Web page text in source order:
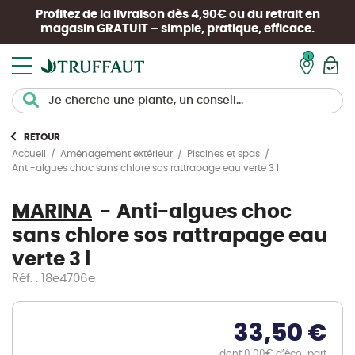
Profitez de la livraison dès 4,90€ ou du retrait en
magasin GRATUIT – simple, pratique, efficace.
RETOUR
Accueil
Aménagement extérieur
Piscines et spas
Anti-algues choc sans chlore sos rattrapage eau verte 3 l
MARINA
Anti-algues choc
sans chlore sos rattrapage eau
verte 3 l
Réf. : 18e4706e
33,50 €